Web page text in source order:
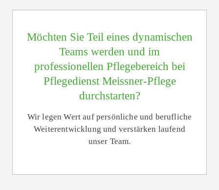
Möchten Sie Teil eines dynamischen
Teams werden und im
professionellen Pflege­bereich bei
Pflege­dienst Meissner-Pflege
durchstarten?
Wir legen Wert auf persönliche und berufliche
Weiter­entwicklung und verstärken laufend
unser Team.